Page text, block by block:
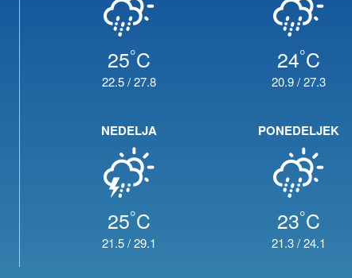
25°C
22.5/27.8
24°C
20.9/27.3
NEDELJA
25°C
21.5/29.1
PONEDELJEK
23°C
21.3/24.1